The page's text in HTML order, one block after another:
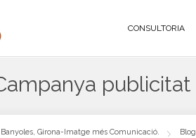
CONSULTORIA
publicitat
Girona-Imatge més Comunicació. Blog